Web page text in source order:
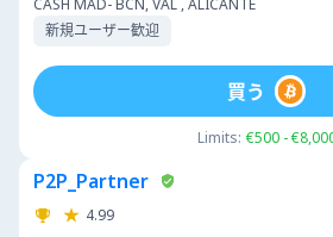
CASH MAD- BCN, VAL , ALICANTE
新規ユーザー歓迎
Limits: €500 -
買う
P2P_Partner
4.99